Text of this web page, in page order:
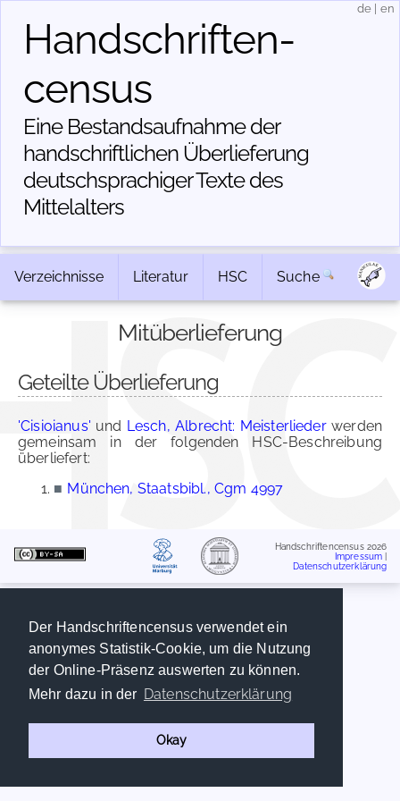
Der Handschriftencensus verwendet ein
anonymes Statistik-Cookie, um die Nutzung
der Online-Präsenz auswerten zu können.
Mehr dazu in der Datenschutzerklärung
Okay
Handschriften­
census
Eine Bestandsaufnahme der
handschriftlichen Über­lieferung
deutschsprachiger Texte des
Mittelalters
de en
Verzeichnisse Literatur HSC Suche
Mitüberlieferung
Geteilte Überlieferung
'Cisioianus' und Lesch, Albrecht: Meisterliederwerden
gemeinsam in der folgenden HSC-Beschreibung
überliefert:
■ München, Staatsbibl., Cgm 4997
Handschriftencensus 2026
Impressum
Datenschutzerklärung